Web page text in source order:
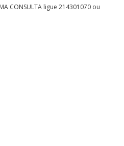
CONSULTA ligue 214301070 ou